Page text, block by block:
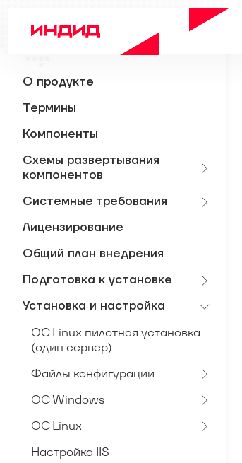
О продукте
Термины
Компоненты
Схемы развертывания
компонентов
Системные требования
Лицензирование
Общий план внедрения
Подготовка к установке
Установка и настройка
OC Linux пилотная установка
(один сервер)
Файлы конфигурации
ОС Windows
ОС Linux
Настройка IIS